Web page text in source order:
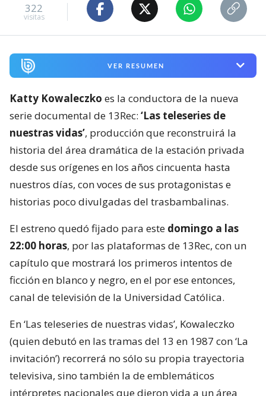
322
visitas
VER RESUMEN
Katty Kowaleczko es la conductora de la nueva
serie documental de 13Rec: ‘Las teleseries de
nuestras vidas’, producción que reconstruirá la
historia del área dramática de la estación privada
desde sus orígenes en los años cincuenta hasta
nuestros días, con voces de sus protagonistas e
historias poco divulgadas del trasbambalinas.
El estreno quedó fijado para este domingo a las
22:00 horas, por las plataformas de 13Rec, con un
capítulo que mostrará los primeros intentos de
ficción en blanco y negro, en el por ese entonces,
canal de televisión de la Universidad Católica.
En ‘Las teleseries de nuestras vidas’, Kowaleczko
(quien debutó en las tramas del 13 en 1987 con ‘La
invitación’) recorrerá no sólo su propia trayectoria
televisiva, sino también la de emblemáticos
intérpretes nacionales que dieron vida a un área